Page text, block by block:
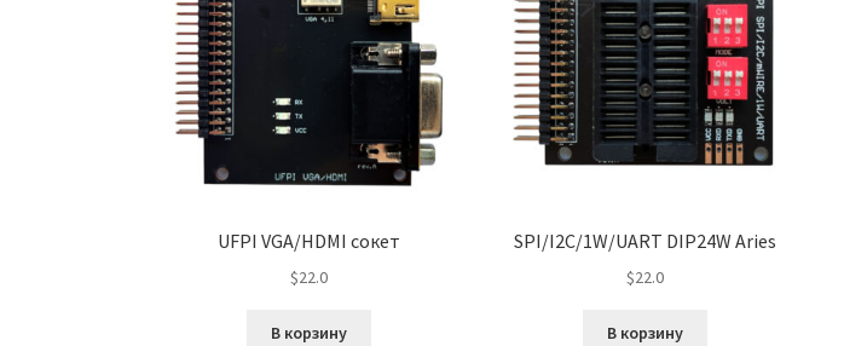
UFPI VGA/HDMI сокет
$22.0
В корзину
SPI/I2C/1W/UART DIP24W Aries
$22.0
В корзину